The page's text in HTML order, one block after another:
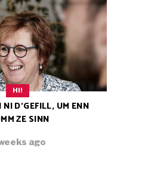
HI!
D’GEFILL, UM ENN
ZE SINN
ago